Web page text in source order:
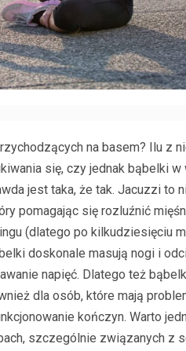
na basem? Ilu z
się, czy jednak bąbelki
jest taka, że tak. Jacuzzi to
pomagając się rozluźnić
(dlatego po kilkudziesięciu
doskonale masują nogi i
napięć. Dlatego też
dla osób, które mają
kończyn. Warto
szczególnie związanych z